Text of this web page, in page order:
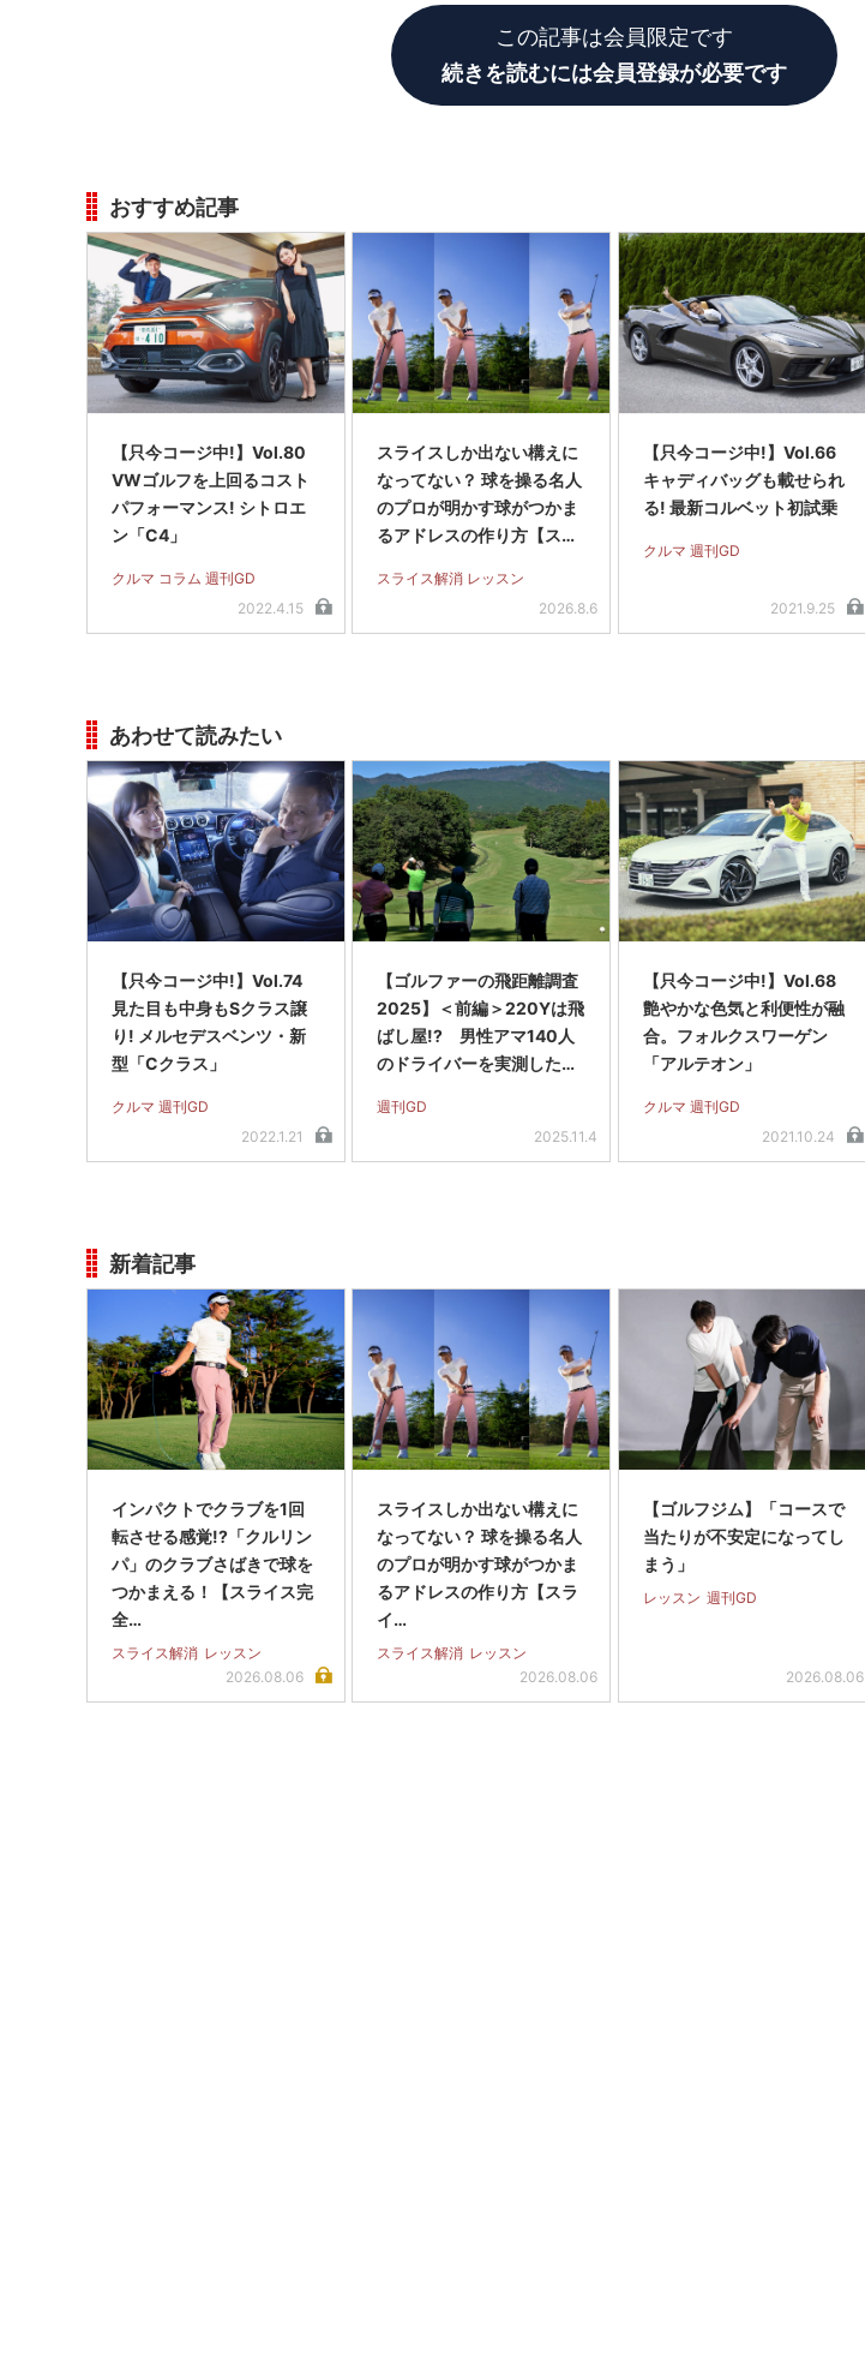
この記事は会員限定です
続きを読むには会員登録が必要です
おすすめ記事
【只今コージ中!】Vol.80
VWゴルフを上回るコスト
パフォーマンス! シトロエ
ン「C4」
クルマ コラム 週刊GD
2022.4.15
スライスしか出ない構えに
なってない？ 球を操る名人
のプロが明かす球がつかま
るアドレスの作り方【スラ
スライス解消 レッスン
2026.8.6
【只今コージ中!】Vol.66
キャディバッグも載せられ
る! 最新コルベット初試乗
クルマ 週刊GD
2021.9.25
あわせて読みたい
【只今コージ中!】Vol.74
見た目も中身もSクラス譲
り! メルセデスベンツ・新
型「Cクラス」
クルマ 週刊GD
2022.1.21
【ゴルファーの飛距離調査
2025】＜前編＞220Yは飛
ばし屋!? 男性アマ140人
のドライバーを実測したら
週刊GD
2025.11.4
【只今コージ中!】Vol.68
艶やかな色気と利便性が融
合。フォルクスワーゲン
「アルテオン」
クルマ 週刊GD
2021.10.24
新着記事
インパクトでクラブを1回
転させる感覚!?「クルリン
パ」のクラブさばきで球を
つかまえる！【スライス完
全…
スライス解消 レッスン
2026.08.06
スライスしか出ない構えに
なってない？ 球を操る名人
のプロが明かす球がつかま
るアドレスの作り方【スラ
イ…
スライス解消 レッスン
2026.08.06
【ゴルフジム】「コースで
当たりが不安定になってし
まう」
レッスン 週刊GD
2026.08.06